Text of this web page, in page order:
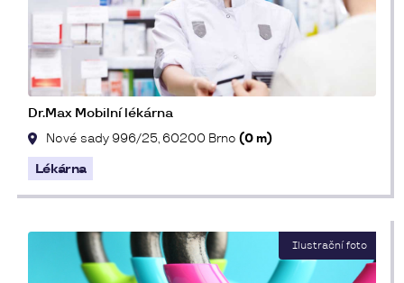
Dr.Max Mobilní lékárna
Nové sady 996/25, 60200 Brno (0 m)
Lékárna